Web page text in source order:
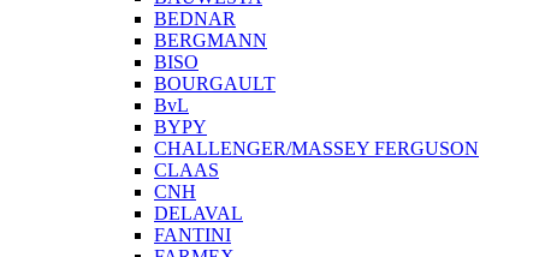
BEDNAR
BERGMANN
BISO
BOURGAULT
BvL
BYPY
CHALLENGER/MASSEY FERGUSON
CLAAS
CNH
DELAVAL
FANTINI